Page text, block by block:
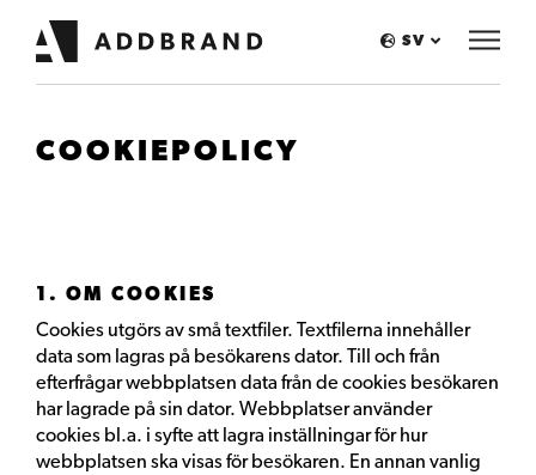
SV
COOKIEPOLICY
1. OM COOKIES
Cookies utgörs av små textfiler. Textfilerna innehåller
data som lagras på besökarens dator. Till och från
efterfrågar webbplatsen data från de cookies besökaren
har lagrade på sin dator. Webbplatser använder
cookies bl.a. i syfte att lagra inställningar för hur
webbplatsen ska visas för besökaren. En annan vanlig